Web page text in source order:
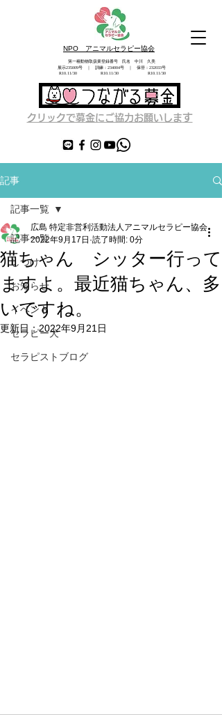
NPO アニマルセラピー協会
第一種動物取扱業登録番号 氏名 中川 久美
展示235009号 ｜ 訓練：234004号 ｜ 保管：232033号
​ R10.11/30 R10.11/30 R10.11/30
クリックで募金にご協力お願いします
記事
記事一覧
しつけ
お知らせ
イベント
セラピー犬
セラピストブログ
記事一覧
猫ちゃん シッター行って
ますよ。最近猫ちゃん、多
いですね。
広島 特定非営利活動法人アニマルセラピー協会
2022年9月17日 読了時間: 0分
更新日：2022年9月21日